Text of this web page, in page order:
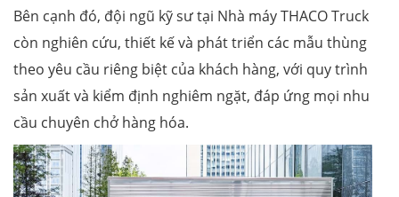
Bên cạnh đó, đội ngũ kỹ sư tại Nhà máy THACO Truck
còn nghiên cứu, thiết kế và phát triển các mẫu thùng
theo yêu cầu riêng biệt của khách hàng, với quy trình
sản xuất và kiểm định nghiêm ngặt, đáp ứng mọi nhu
cầu chuyên chở hàng hóa.